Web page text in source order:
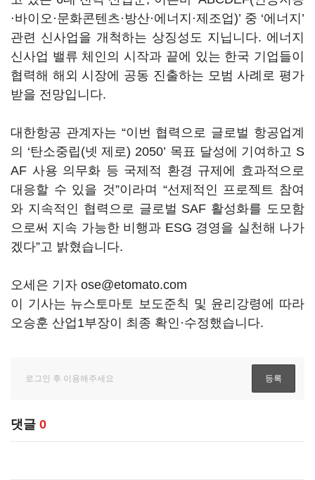
·바이오·문화콘텐츠·방산·에너지·제조업)’ 중 ‘에너지’
관련 신사업을 개척하는 상징성도 지닙니다. 에너지
신사업 밸류 체인의 시작과 끝에 있는 한국 기업들이
협력해 해외 시장에 공동 진출하는 모범 사례로 평가
받을 전망입니다.
대한항공 관계자는 “이번 협력으로 글로벌 항공업계
의 ‘탄소중립(넷 제로) 2050’ 목표 달성에 기여하고 S
AF 사용 의무화 등 국제적 환경 규제에 효과적으로
대응할 수 있을 것”이라며 “선제적인 프로젝트 참여
와 지속적인 협력으로 글로벌 SAF 활성화를 도모함
으로써 지속 가능한 비행과 ESG 경영을 실천해 나가
겠다”고 밝혔습니다.
오세은 기자 ose@etomato.com
이 기사는 뉴스토마토 보도준칙 및 윤리강령에 따라
오승훈 산업1부장이 최종 확인·수정했습니다.
댓글 0